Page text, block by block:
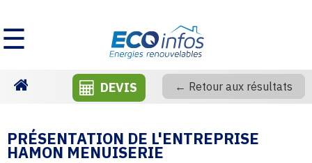
☰
DEVIS ← Retour aux résultats
PRÉSENTATION DE L'ENTREPRISE
HAMON MENUISERIE